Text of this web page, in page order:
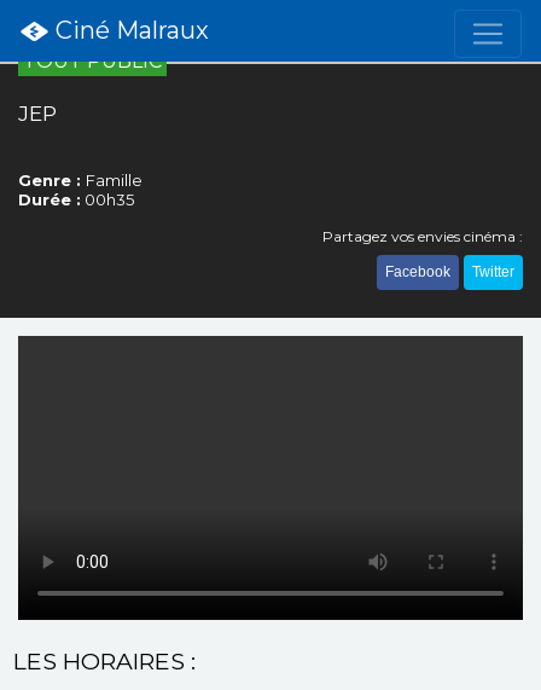
Ciné Malraux
TOUT PUBLIC
JEP
Genre : Famille
Durée : 00h35
Partagez vos envies cinéma :
Facebook Twitter
LES HORAIRES :